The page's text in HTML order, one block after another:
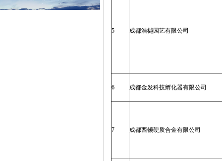
5 成都浩樾园艺有限公司
6 成都金发科技孵化器有限公司
7 成都西顿硬质合金有限公司